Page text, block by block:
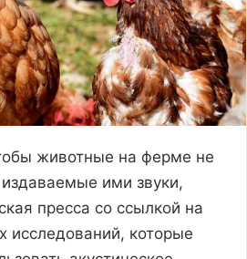
животные на ферме не
ими звуки,
пресса со ссылкой на
исследований, которые